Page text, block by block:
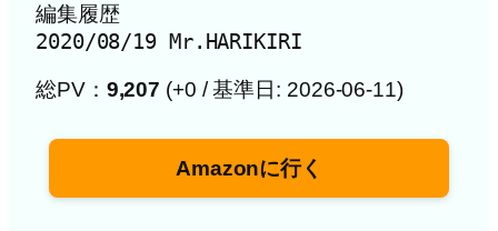
編集履歴
2020/08/19 Mr.HARIKIRI
総PV： 9,207 (+0 / 基準日: 2026-06-11)
Amazonに行く